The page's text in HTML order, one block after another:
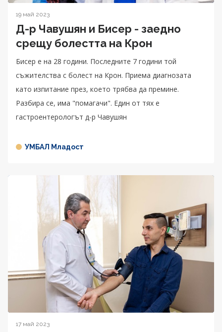
19 май 2023
Д-р Чавушян и Бисер - заедно
срещу болестта на Крон
Бисер е на 28 години. Последните 7 години той
съжителства с болест на Крон. Приема диагнозата
като изпитание през, което трябва да премине.
Разбира се, има "помагачи". Един от тях е
гастроентерологът д-р Чавушян
УМБАЛ Младост
17 май 2023